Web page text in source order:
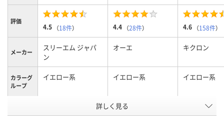
評価
4.5 （18件） 4.4 （28件） 4.6 （158件）
メーカー
スリーエム ジャパ
ン
オーエ キクロン
カラーグ
ループ
イエロー系 イエロー系 イエロー系
キッチン・台
詳しく見る